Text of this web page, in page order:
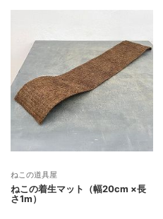
ねこの道具屋
ねこの着生マット（幅20cm ×長
さ1m）